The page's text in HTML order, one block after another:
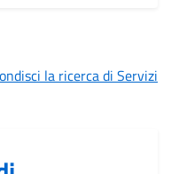
la ricerca di Servizi